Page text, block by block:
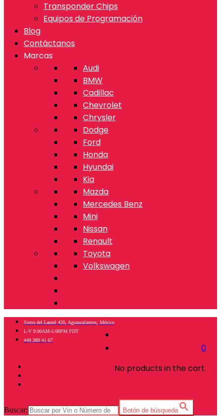
Transponder Chips
Equipos de Programación
Blog
Contáctanos
Marcas
Audi
BMW
Cadillac
Chevrolet
Chrysler
Dodge
Ford
Honda
Hyundai
Kia
Mazda
Mercedes Benz
Mini
Nissan
Renault
Toyota
Volkswagen
0
No products in the cart.
Sierra del Laurel 420, Aguascalientes, México
L-V 9:00AM-5:00PM PDT
449 389 41 67
Buscar: Botón de búsqueda